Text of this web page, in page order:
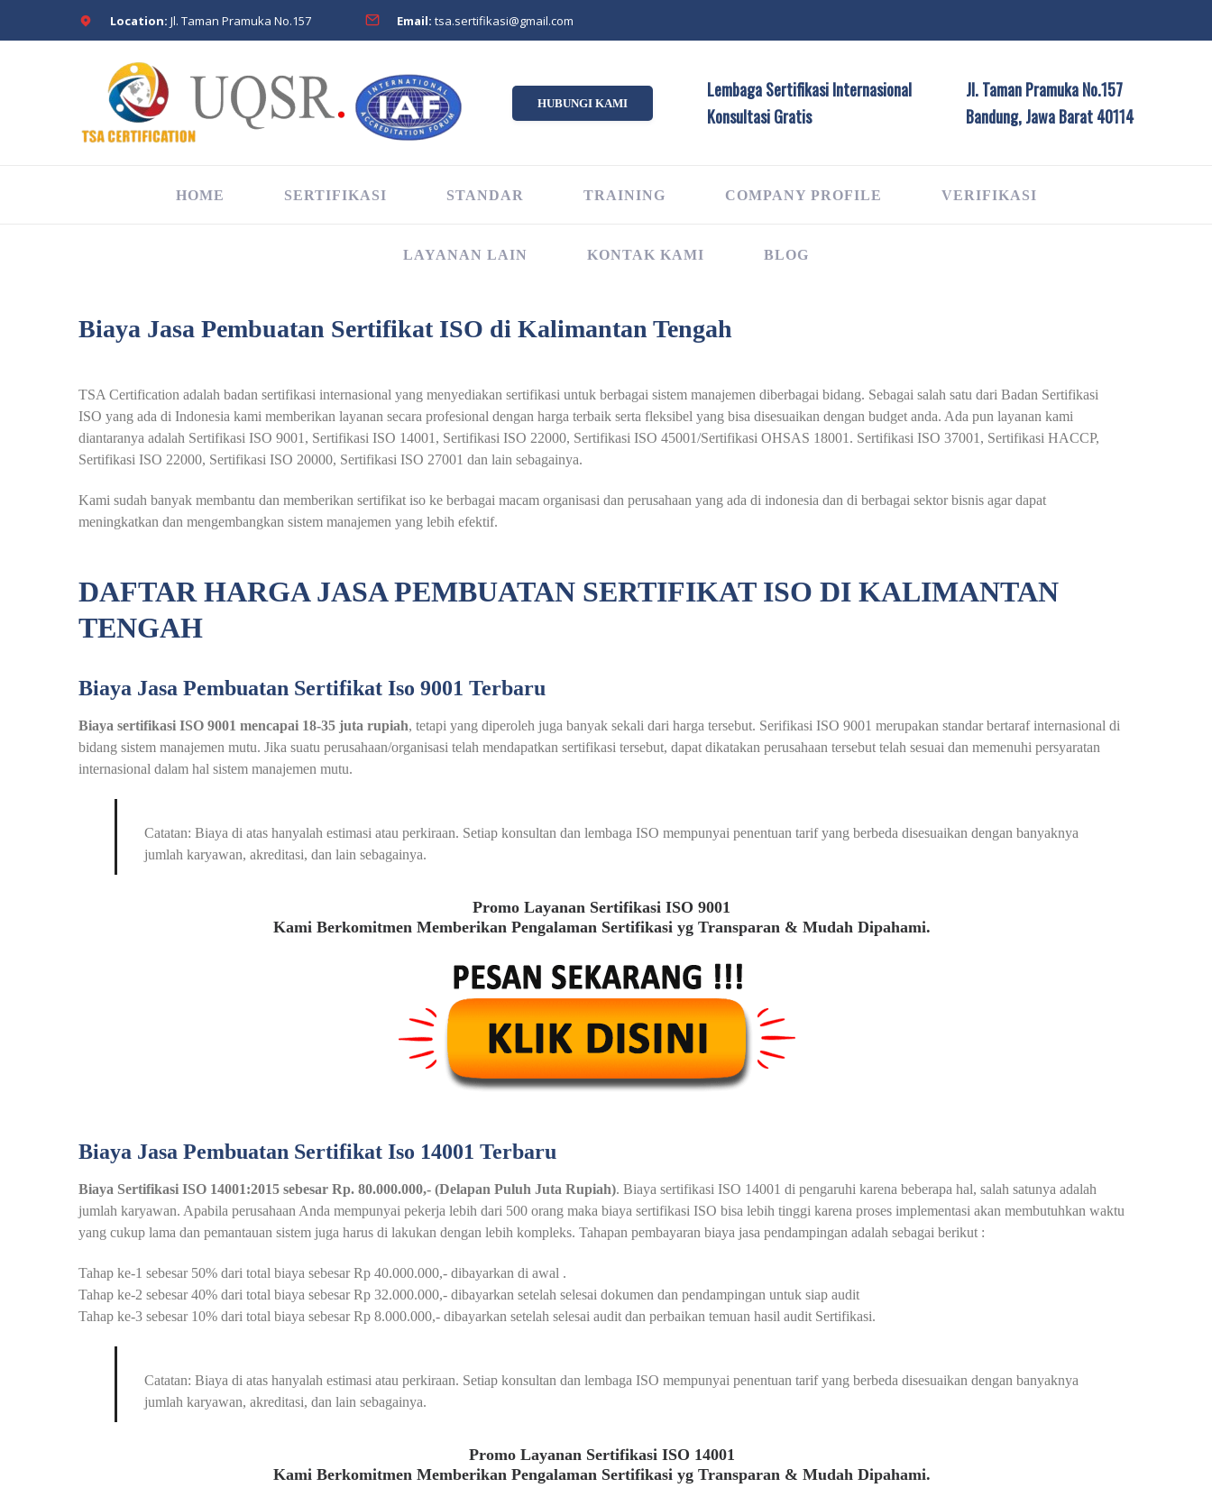
Location: Jl. Taman Pramuka No.157 Email: tsa.sertifikasi@gmail.com
HUBUNGI KAMI
Lembaga Sertifikasi Internasional
Konsultasi Gratis
Jl. Taman Pramuka No.157
Bandung, Jawa Barat 40114
HOME SERTIFIKASI STANDAR TRAINING COMPANY PROFILE VERIFIKASI
LAYANAN LAIN KONTAK KAMI BLOG
Biaya Jasa Pembuatan Sertifikat ISO di Kalimantan Tengah
TSA Certification adalah badan sertifikasi internasional yang menyediakan sertifikasi untuk berbagai sistem manajemen diberbagai bidang. Sebagai salah satu dari Badan Sertifikasi
ISO yang ada di Indonesia kami memberikan layanan secara profesional dengan harga terbaik serta fleksibel yang bisa disesuaikan dengan budget anda. Ada pun layanan kami
diantaranya adalah Sertifikasi ISO 9001, Sertifikasi ISO 14001, Sertifikasi ISO 22000, Sertifikasi ISO 45001/Sertifikasi OHSAS 18001. Sertifikasi ISO 37001, Sertifikasi HACCP,
Sertifikasi ISO 22000, Sertifikasi ISO 20000, Sertifikasi ISO 27001 dan lain sebagainya.
Kami sudah banyak membantu dan memberikan sertifikat iso ke berbagai macam organisasi dan perusahaan yang ada di indonesia dan di berbagai sektor bisnis agar dapat
meningkatkan dan mengembangkan sistem manajemen yang lebih efektif.
DAFTAR HARGA JASA PEMBUATAN SERTIFIKAT ISO DI KALIMANTAN
TENGAH
Biaya Jasa Pembuatan Sertifikat Iso 9001 Terbaru
Biaya sertifikasi ISO 9001 mencapai 18-35 juta rupiah, tetapi yang diperoleh juga banyak sekali dari harga tersebut. Serifikasi ISO 9001 merupakan standar bertaraf internasional di
bidang sistem manajemen mutu. Jika suatu perusahaan/organisasi telah mendapatkan sertifikasi tersebut, dapat dikatakan perusahaan tersebut telah sesuai dan memenuhi persyaratan
internasional dalam hal sistem manajemen mutu.
Catatan: Biaya di atas hanyalah estimasi atau perkiraan. Setiap konsultan dan lembaga ISO mempunyai penentuan tarif yang berbeda disesuaikan dengan banyaknya
jumlah karyawan, akreditasi, dan lain sebagainya.
Promo Layanan Sertifikasi ISO 9001
Kami Berkomitmen Memberikan Pengalaman Sertifikasi yg Transparan & Mudah Dipahami.
Biaya Jasa Pembuatan Sertifikat Iso 14001 Terbaru
Biaya Sertifikasi ISO 14001:2015 sebesar Rp. 80.000.000,- (Delapan Puluh Juta Rupiah). Biaya sertifikasi ISO 14001 di pengaruhi karena beberapa hal, salah satunya adalah
jumlah karyawan. Apabila perusahaan Anda mempunyai pekerja lebih dari 500 orang maka biaya sertifikasi ISO bisa lebih tinggi karena proses implementasi akan membutuhkan waktu
yang cukup lama dan pemantauan sistem juga harus di lakukan dengan lebih kompleks. Tahapan pembayaran biaya jasa pendampingan adalah sebagai berikut :
Tahap ke-1 sebesar 50% dari total biaya sebesar Rp 40.000.000,- dibayarkan di awal .
Tahap ke-2 sebesar 40% dari total biaya sebesar Rp 32.000.000,- dibayarkan setelah selesai dokumen dan pendampingan untuk siap audit
Tahap ke-3 sebesar 10% dari total biaya sebesar Rp 8.000.000,- dibayarkan setelah selesai audit dan perbaikan temuan hasil audit Sertifikasi.
Catatan: Biaya di atas hanyalah estimasi atau perkiraan. Setiap konsultan dan lembaga ISO mempunyai penentuan tarif yang berbeda disesuaikan dengan banyaknya
jumlah karyawan, akreditasi, dan lain sebagainya.
Promo Layanan Sertifikasi ISO 14001
Kami Berkomitmen Memberikan Pengalaman Sertifikasi yg Transparan & Mudah Dipahami.